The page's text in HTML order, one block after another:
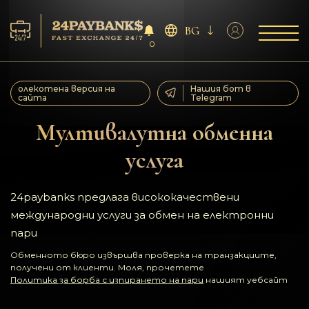
Услуга
Резерва
За партньорите
Отзиви
Правила
AML/CFT
0
BG
Мултивалутна обменна
услуга
олекотена версия на
сайта
Нашия бот в
Telegram
24paybanks предлага висококачествени
международни услуги за обмен на електронни
пари
Обменното бюро извършва проверка на транзакциите,
получени от клиенти. Моля, прочетете
Политика за борба с изпирането на пари нашият уебсайт